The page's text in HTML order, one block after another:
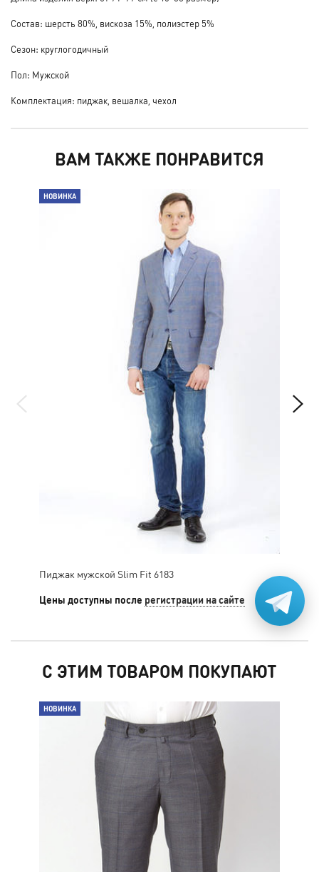
Состав: шерсть 80%, вискоза 15%, полиэстер 5%
Сезон: круглогодичный
Пол: Мужской
Комплектация: пиджак, вешалка, чехол
ВАМ ТАКЖЕ ПОНРАВИТСЯ
НОВИНКА
Пиджак мужской Slim Fit 6183
Цены доступны после регистрации на сайте
С ЭТИМ ТОВАРОМ ПОКУПАЮТ
НОВИНКА